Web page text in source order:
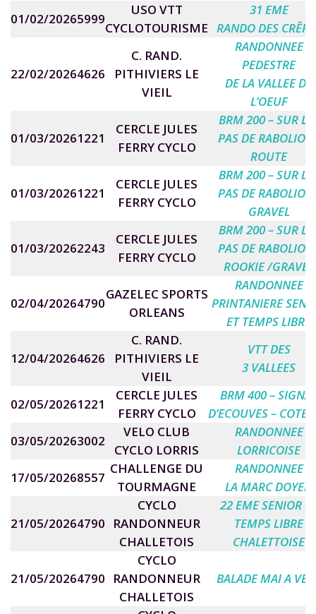
01/02/20265999
USO VTT
CYCLOTOURISME
31 EME
RANDO DES
22/02/20264626
C. RAND.
PITHIVIERS LE
VIEIL
RANDONNEE
PEDESTRE
DE LA VALLEE DE
L’OEUF
01/03/20261221
CERCLE JULES
FERRY CYCLO
BRM 200 – SUR
PAS DE RABOLIOT
ROUTE
01/03/20261221
CERCLE JULES
FERRY CYCLO
BRM 200 – SUR
PAS DE RABOLIOT
GRAVEL
01/03/20262243
CERCLE JULES
FERRY CYCLO
BRM 200 – SUR
PAS DE RABOLIOT
ROOKIE /GRAVEL
02/04/20264790
GAZELEC SPORTS
ORLEANS
RANDONNEE
PRINTANIERE
ET TEMPS LIBRE
12/04/20264626
C. RAND.
PITHIVIERS LE
VIEIL
VTT DES
3 VALLEES
02/05/20261221
CERCLE JULES
FERRY CYCLO
BRM 400 –
D’ECOUVES – COTE
03/05/20263002
VELO CLUB
CYCLO LORRIS
RANDONNEE
LORRICOISE
17/05/20268557
CHALLENGE DU
TOURMAGNE
RANDONNEE
LA MARC DOYEN
21/05/20264790
CYCLO
RANDONNEUR
CHALLETOIS
22 EME SENIOR
TEMPS LIBRE
CHALETTOISE
21/05/20264790
CYCLO
RANDONNEUR
CHALLETOIS
BALADE MAI A